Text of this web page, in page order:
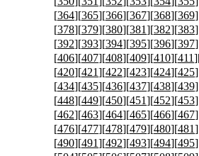
[364][365][366][367][368][369
[378][379][380][381][382][383
[392][393][394][395][396][397
[406][407][408][409][410][411
[420][421][422][423][424][425
[434][435][436][437][438][439
[448][449][450][451][452][453
[462][463][464][465][466][467
[476][477][478][479][480][481
[490][491][492][493][494][495